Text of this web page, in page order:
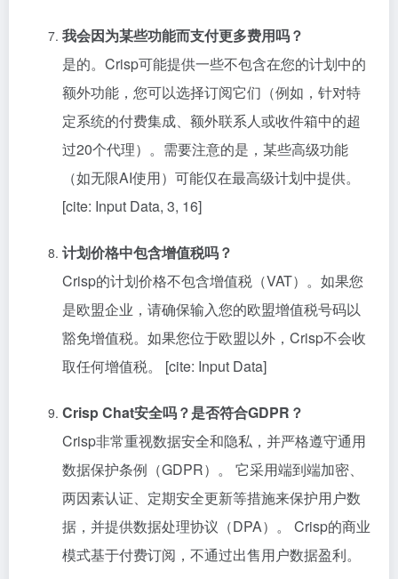
我会因为某些功能而支付更多费用吗？
是的。Crisp可能提供一些不包含在您的计划中的
额外功能，您可以选择订阅它们（例如，针对特
定系统的付费集成、额外联系人或收件箱中的超
过20个代理）。需要注意的是，某些高级功能
（如无限AI使用）可能仅在最高级计划中提供。
[cite: Input Data, 3, 16]
计划价格中包含增值税吗？
Crisp的计划价格不包含增值税（VAT）。如果您
是欧盟企业，请确保输入您的欧盟增值税号码以
豁免增值税。如果您位于欧盟以外，Crisp不会收
取任何增值税。 [cite: Input Data]
Crisp Chat安全吗？是否符合GDPR？
Crisp非常重视数据安全和隐私，并严格遵守通用
数据保护条例（GDPR）。 它采用端到端加密、
两因素认证、定期安全更新等措施来保护用户数
据，并提供数据处理协议（DPA）。 Crisp的商业
模式基于付费订阅，不通过出售用户数据盈利。